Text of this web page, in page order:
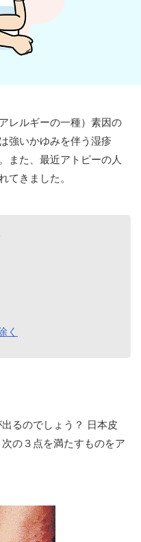
レルギーの一種）素因の
強いかゆみを伴う湿疹
また、最近アトピーの人
てきました。
く
るのでしょう？ 日本皮
の３点を満たすものをア